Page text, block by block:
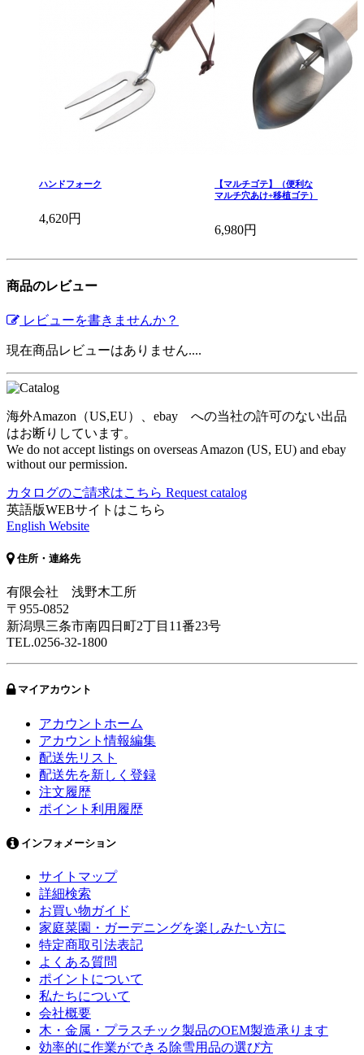
ハンドフォーク
4,620円
【マルチゴテ】（便利な
マルチ穴あけ+移植ゴテ）
6,980円
商品のレビュー
レビューを書きませんか？
現在商品レビューはありません....
海外Amazon（US,EU）、ebay への当社の許可のない出品
はお断りしています。
We do not accept listings on overseas Amazon (US, EU) and ebay
without our permission.
カタログのご請求はこちら Request catalog
英語版WEBサイトはこちら
English Website
住所・連絡先
有限会社 浅野木工所
〒955-0852
新潟県三条市南四日町2丁目11番23号
TEL.0256-32-1800
マイアカウント
アカウントホーム
アカウント情報編集
配送先リスト
配送先を新しく登録
注文履歴
ポイント利用履歴
インフォメーション
サイトマップ
詳細検索
お買い物ガイド
家庭菜園・ガーデニングを楽しみたい方に
特定商取引法表記
よくある質問
ポイントについて
私たちについて
会社概要
木・金属・プラスチック製品のOEM製造承ります
効率的に作業ができる除雪用品の選び方